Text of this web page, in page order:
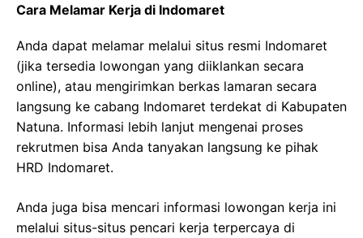
Cara Melamar Kerja di Indomaret
Anda dapat melamar melalui situs resmi Indomaret
(jika tersedia lowongan yang diiklankan secara
online), atau mengirimkan berkas lamaran secara
langsung ke cabang Indomaret terdekat di Kabupaten
Natuna. Informasi lebih lanjut mengenai proses
rekrutmen bisa Anda tanyakan langsung ke pihak
HRD Indomaret.
Anda juga bisa mencari informasi lowongan kerja ini
melalui situs-situs pencari kerja terpercaya di